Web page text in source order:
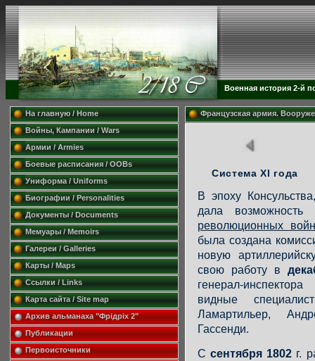
Военная история 2-й
На главную / Home
Войны, Кампании / Wars
Армии / Armies
Боевые расписания / OOBs
Униформа / Uniforms
Биографии / Personalities
Документы / Documents
Мемуары / Memoirs
Галереи / Galleries
Карты / Maps
Ссылки / Links
Карта сайта / Site map
Архив альманаха "Фрiдрiх 2"
Публикации
Первоисточники
Французская армия.
Система XI года
В эпоху
дала возможность
революционных войн
была создана
новую
свою работу в
генерал-
видные
Ламартильер,
Гассенди.
Ссентября 1802 г.